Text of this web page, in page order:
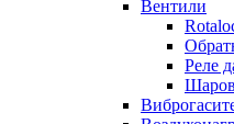
Вентили
Реле